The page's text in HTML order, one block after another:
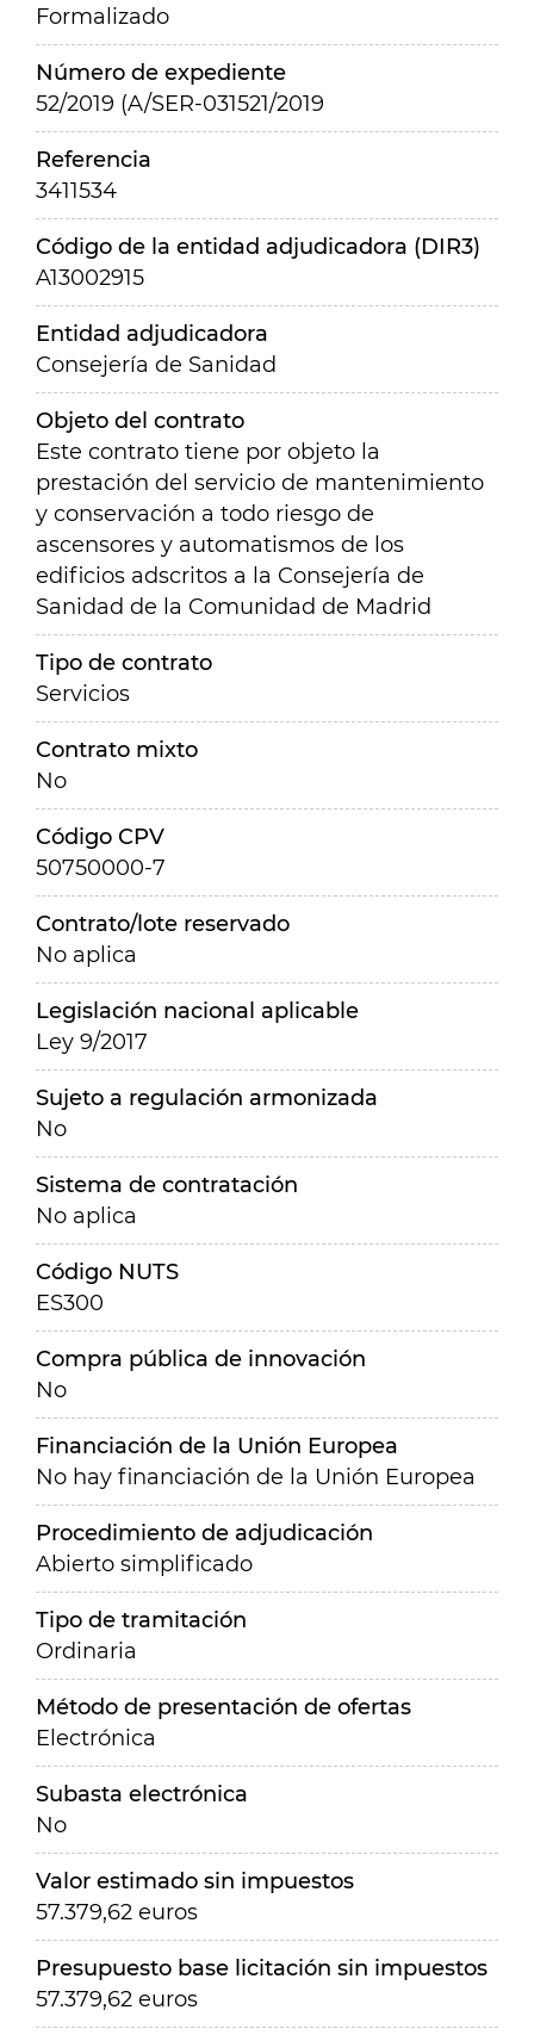
Formalizado
Número de expediente
52/2019 (A/SER-031521/2019
Referencia
3411534
Código de la entidad adjudicadora (DIR3)
A13002915
Entidad adjudicadora
Consejería de Sanidad
Objeto del contrato
Este contrato tiene por objeto la
prestación del servicio de mantenimiento
y conservación a todo riesgo de
ascensores y automatismos de los
edificios adscritos a la Consejería de
Sanidad de la Comunidad de Madrid
Tipo de contrato
Servicios
Contrato mixto
No
Código CPV
50750000-7
Contrato/lote reservado
No aplica
Legislación nacional aplicable
Ley 9/2017
Sujeto a regulación armonizada
No
Sistema de contratación
No aplica
Código NUTS
ES300
Compra pública de innovación
No
Financiación de la Unión Europea
No hay financiación de la Unión Europea
Procedimiento de adjudicación
Abierto simplificado
Tipo de tramitación
Ordinaria
Método de presentación de ofertas
Electrónica
Subasta electrónica
No
Valor estimado sin impuestos
57.379,62 euros
Presupuesto base licitación sin impuestos
57.379,62 euros